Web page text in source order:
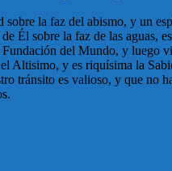
la faz del abismo, y un
Él sobre la faz de las
Fundación del Mundo, y
Altisimo, y es riquísima la
tránsito es valioso, y que no